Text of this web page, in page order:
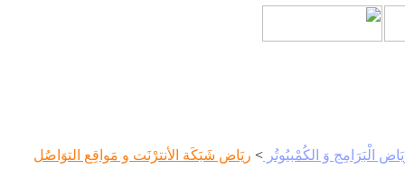
الْبَرَامِج وَ الكُمْبيُوتُر > ريَاض شَبَكَة الأنترْنَت و مَواقِع التوَاصُل